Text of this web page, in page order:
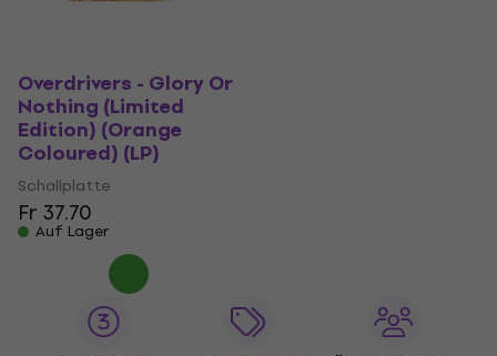
Overdrivers - Glory Or
Nothing (Limited
Edition) (Orange
Coloured) (LP)
Schallplatte
Fr 37.70
Auf Lager